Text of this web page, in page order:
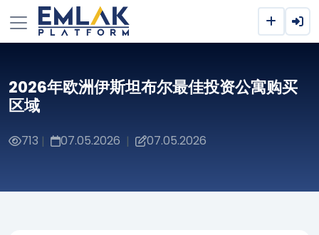
2026年欧洲伊斯坦布尔最佳投资公寓购买
区域
713 | 07.05.2026 | 07.05.2026